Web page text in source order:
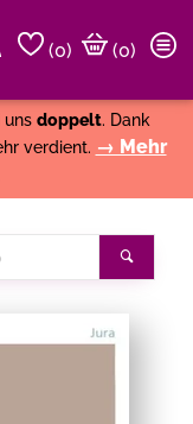
(0)
(0)
uns doppelt. Dank
verdient. → Mehr